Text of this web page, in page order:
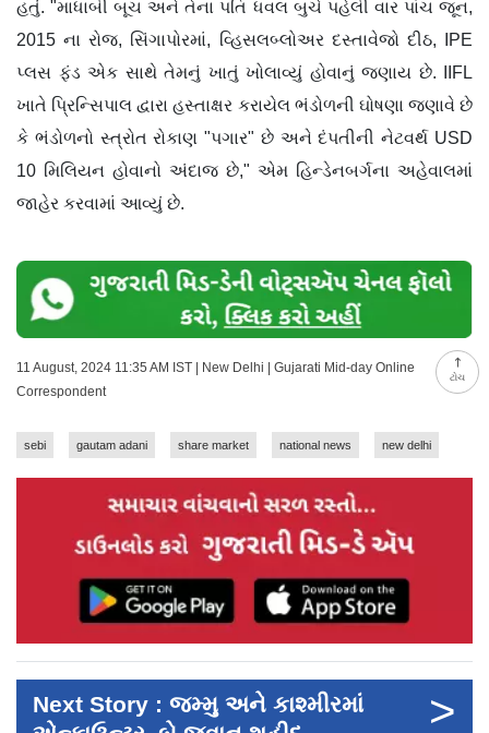
ટોચ
હતું. "માધાબી બૂચ અને તેના પતિ ધવલ બુચે પહેલી વાર પાંચ જૂન,
2015 ના રોજ, સિંગાપોરમાં, વ્હિસલબ્લોઅર દસ્તાવેજો દીઠ, IPE
પ્લસ ફંડ એક સાથે તેમનું ખાતું ખોલાવ્યું હોવાનું જણાય છે. IIFL
ખાતે પ્રિન્સિપાલ દ્વારા હસ્તાક્ષર કરાયેલ ભંડોળની ઘોષણા જણાવે છે
કે ભંડોળનો સ્ત્રોત રોકાણ "પગાર" છે અને દંપતીની નેટવર્થ USD
10 મિલિયન હોવાનો અંદાજ છે," એમ હિન્ડેનબર્ગના અહેવાલમાં
જાહેર કરવામાં આવ્યું છે.
11 August, 2024 11:35 AM IST | New Delhi | Gujarati Mid-day Online
Correspondent
sebi gautam adani share market national news new delhi
Next Story : જમ્મુ અને કાશ્મીરમાં
>